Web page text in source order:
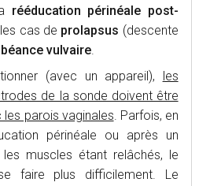
rééducation périnéale post-
cas de prolapsus (descente
béance vulvaire.
(avec un appareil),
les
de la sonde doivent être
parois vaginales. Parfois, en
périnéale ou après un
les muscles étant relâchés, le
faire plus difficilement. Le